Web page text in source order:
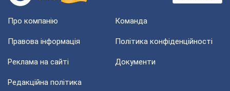
Про компанію Команда
Правова інформація Політика конфіденційності
Реклама на сайті Документи
Редакційна політика